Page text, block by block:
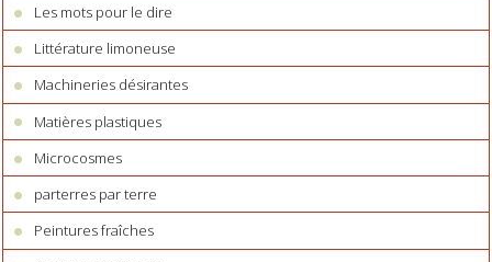
Les mots pour le dire
Littérature limoneuse
Machineries désirantes
Matières plastiques
Microcosmes
parterres par terre
Peintures fraîches